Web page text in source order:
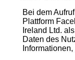
Bei dem
Plattform
Ireland Ltd.
Daten des